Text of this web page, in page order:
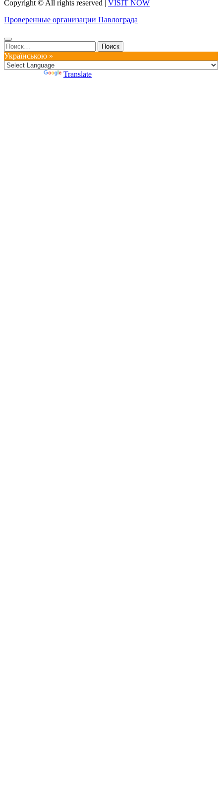
Copyright © All rights reserved
VISIT NOW
Проверенные организации Павлограда
Найти:
Українською »
Translate